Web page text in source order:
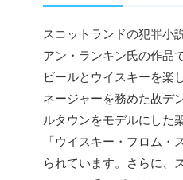
スコットランドの犯罪小
アン・ランキン氏の作品
ビールとウイスキーを楽
ネージャーを務めた故デ
ルタウンをモデルにした
「ウイスキー・フロム
られています。さらに、